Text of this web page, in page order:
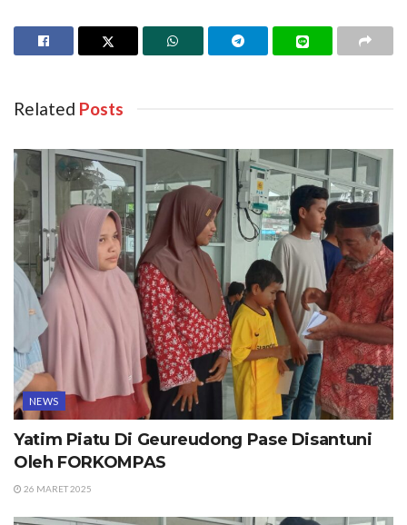
Related Posts
NEWS
Yatim Piatu Di Geureudong Pase Disantuni
Oleh FORKOMPAS
26 MARET 2025